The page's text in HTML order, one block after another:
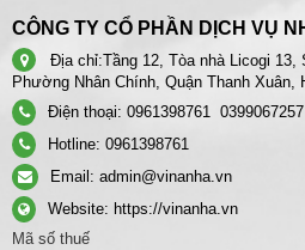
CÔNG TY CỔ PHẦN DỊCH VỤ
Địa chỉ:Tầng 12, Tòa nhà Licogi 13,
Phường Nhân Chính, Quận Thanh Xuân,
Điện thoại: 0961398761 0399067257
Hotline: 0961398761
Email: admin@vinanha.vn
Website: https://vinanha.vn
Mã số thuế